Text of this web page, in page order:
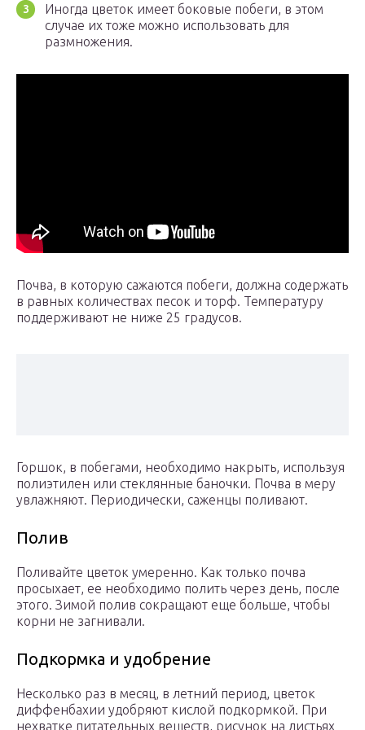
Иногда цветок имеет боковые побеги, в этом
случае их тоже можно использовать для
размножения.
Почва, в которую сажаются побеги, должна содержать
в равных количествах песок и торф. Температуру
поддерживают не ниже 25 градусов.
Горшок, в побегами, необходимо накрыть, используя
полиэтилен или стеклянные баночки. Почва в меру
увлажняют. Периодически, саженцы поливают.
Полив
Поливайте цветок умеренно. Как только почва
просыхает, ее необходимо полить через день, после
этого. Зимой полив сокращают еще больше, чтобы
корни не загнивали.
Подкормка и удобрение
Несколько раз в месяц, в летний период, цветок
диффенбахии удобряют кислой подкормкой. При
нехватке питательных веществ, рисунок на листьях